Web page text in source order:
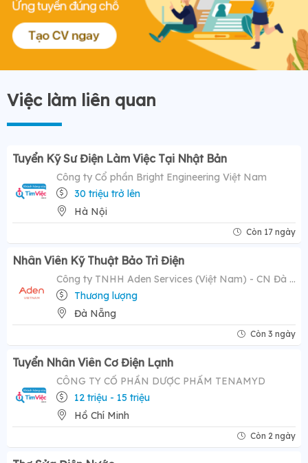
Việc làm liên quan
Tuyển Kỹ Sư Điện Làm Việc Tại Nhật Bản
Công ty Cổ phần Bright Engineering Việt Nam
30 triệu trở lên
Hà Nội
Còn 17 ngày
Nhân Viên Kỹ Thuật Bảo Trì Điện
Công ty TNHH Aden Services (Việt Nam) - CN Đà Nẵng
Thương lượng
Đà Nẵng
Còn 3 ngày
Tuyển Nhân Viên Cơ Điện Lạnh
CÔNG TY CỔ PHẦN DƯỢC PHẨM TENAMYD
12 triệu - 15 triệu
Hồ Chí Minh
Còn 2 ngày